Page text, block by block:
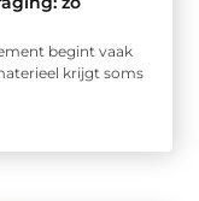
begint vaak
krijgt soms